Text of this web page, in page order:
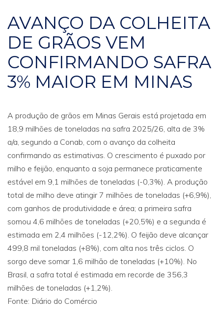
AVANÇO DA COLHEITA
DE GRÃOS VEM
CONFIRMANDO SAFRA
3% MAIOR EM MINAS
A produção de grãos em Minas Gerais está projetada em
18,9 milhões de toneladas na safra 2025/26, alta de 3%
a/a, segundo a Conab, com o avanço da colheita
confirmando as estimativas. O crescimento é puxado por
milho e feijão, enquanto a soja permanece praticamente
estável em 9,1 milhões de toneladas (-0,3%). A produção
total de milho deve atingir 7 milhões de toneladas (+6,9%),
com ganhos de produtividade e área; a primeira safra
somou 4,6 milhões de toneladas (+20,5%) e a segunda é
estimada em 2,4 milhões (-12,2%). O feijão deve alcançar
499,8 mil toneladas (+8%), com alta nos três ciclos. O
sorgo deve somar 1,6 milhão de toneladas (+10%). No
Brasil, a safra total é estimada em recorde de 356,3
milhões de toneladas (+1,2%).
Fonte: Diário do Comércio